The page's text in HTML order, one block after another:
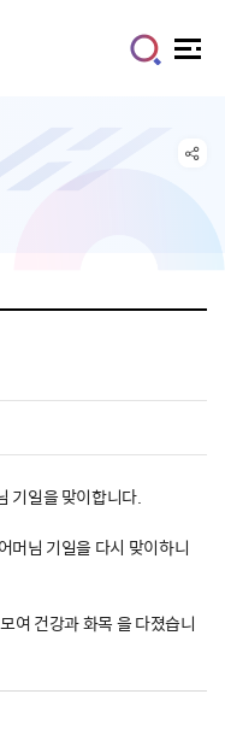
기일을 맞이합니다.
머님 기일을 다시 맞이하니
여 건강과 화목 을 다졌습니